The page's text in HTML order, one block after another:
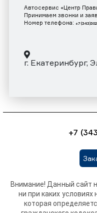
Автосервис «Центр
Принимаем звонки и
Номер телефона: +7
г. Екатеринбург,
+7
Внимание! Данный сайт
ни при каких
которая